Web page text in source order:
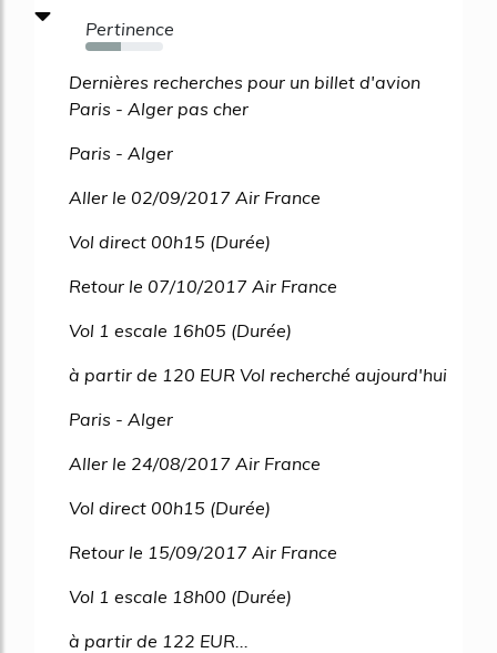
Pertinence
45%
Dernières recherches pour un billet d'avion
Paris - Alger pas cher
Paris - Alger
Aller le 02/09/2017 Air France
Vol direct 00h15 (Durée)
Retour le 07/10/2017 Air France
Vol 1 escale 16h05 (Durée)
à partir de 120 EUR Vol recherché aujourd'hui
Paris - Alger
Aller le 24/08/2017 Air France
Vol direct 00h15 (Durée)
Retour le 15/09/2017 Air France
Vol 1 escale 18h00 (Durée)
à partir de 122 EUR...